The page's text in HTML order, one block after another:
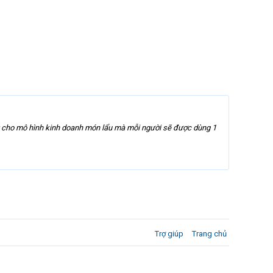
mô hình kinh doanh món lẩu mà mỗi người sẽ được dùng 1
Trợ giúp Trang chủ